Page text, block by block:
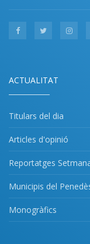
ACTUALITAT
Titulars del dia
Articles d'opinió
Reportatges
Municipis del
Monogràfics